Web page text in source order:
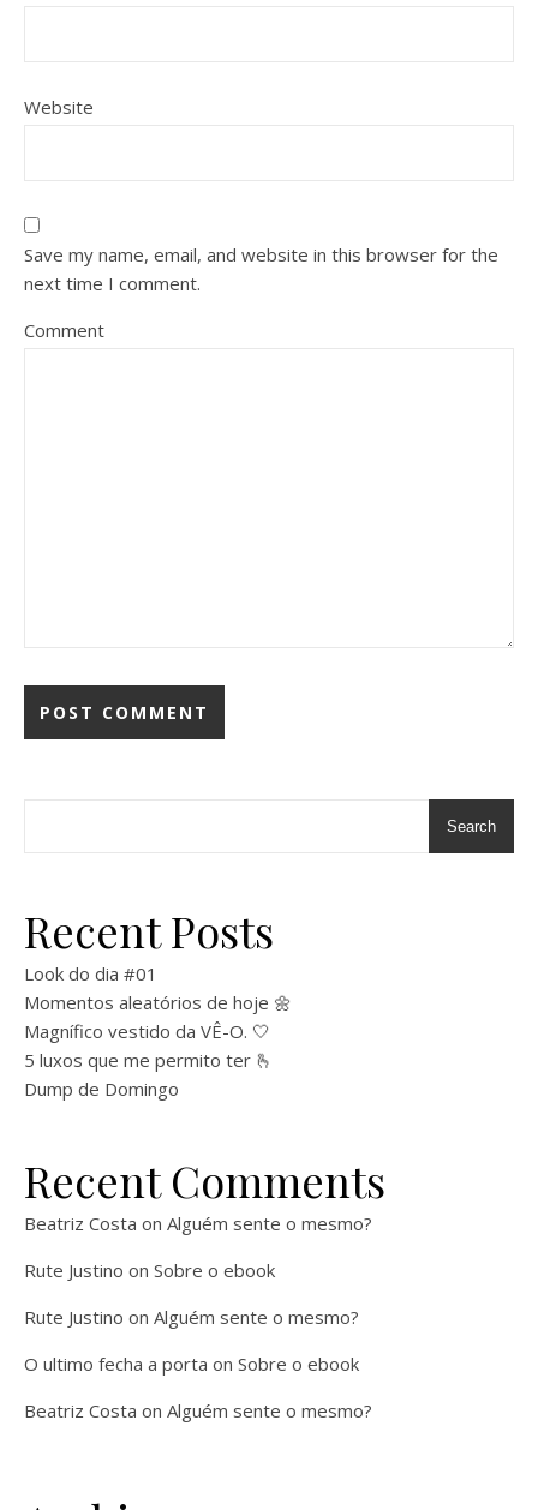
Website
Save my name, email, and website in this browser for the
next time I comment.
Comment
Search
Recent Posts
Look do dia #01
Momentos aleatórios de hoje 🌼
Magnífico vestido da VÊ-O. 🤍
5 luxos que me permito ter 🫰
Dump de Domingo
Recent Comments
Beatriz Costa on Alguém sente o mesmo?
Rute Justino on Sobre o ebook
Rute Justino on Alguém sente o mesmo?
O ultimo fecha a porta on Sobre o ebook
Beatriz Costa on Alguém sente o mesmo?